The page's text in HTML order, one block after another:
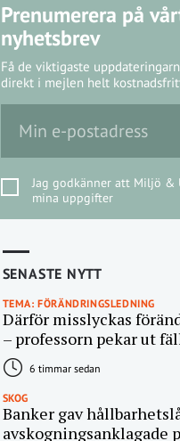
Prenumerera på
nyhetsbrev
Få de viktigaste
direkt i mejlen helt
Jag godkänner att Miljö &
mina uppgifter
SENASTE NYTT
TEMA: FÖRÄNDRINGSLEDNING
Därför misslyckas
– professorn pekar ut
6 timmar sedan
SKOG
Banker gav
avskogningsanklagade